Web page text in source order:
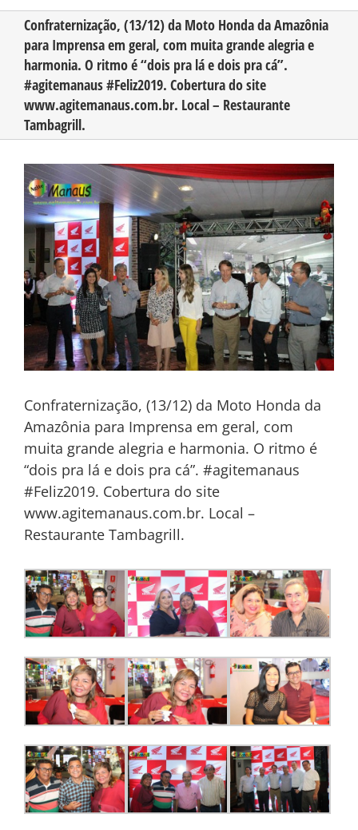
CONHEÇA O AMAZONAS
PUBLICIDADE
Confraternização, (13/12) da Moto Honda da Amazônia
para Imprensa em geral, com muita grande alegria e
harmonia. O ritmo é “dois pra lá e dois pra cá”.
#agitemanaus #Feliz2019. Cobertura do site
www.agitemanaus.com.br. Local – Restaurante
Tambagrill.
View
Larger
Image
Confraternização, (13/12) da Moto Honda da
Amazônia para Imprensa em geral, com
muita grande alegria e harmonia. O ritmo é
“dois pra lá e dois pra cá”. #agitemanaus
#Feliz2019. Cobertura do site
www.agitemanaus.com.br. Local –
Restaurante Tambagrill.